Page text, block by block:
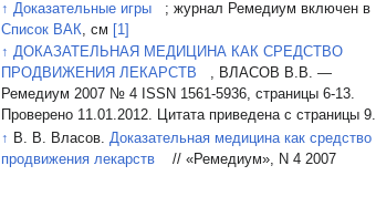
↑ Доказательные игры
; журнал Ремедиум включен в
Список ВАК, см
[1]
↑ ДОКАЗАТЕЛЬНАЯ МЕДИЦИНА КАК СРЕДСТВО
ПРОДВИЖЕНИЯ ЛЕКАРСТВ
, ВЛАСОВ В.В. —
Ремедиум 2007 № 4 ISSN 1561-5936, страницы 6-13.
Проверено 11.01.2012. Цитата приведена с страницы 9.
↑ В. В. Власов. Доказательная медицина как средство
продвижения лекарств
// «Ремедиум», N 4 2007